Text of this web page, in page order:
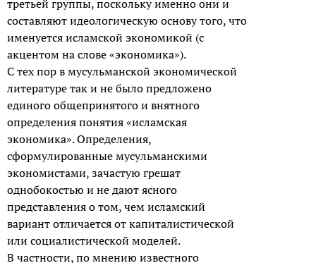
третьей группы, поскольку именно они и
составляют идеологическую основу того, что
именуется исламской экономикой (с
акцентом на слове «экономика»).
С тех пор в мусульманской экономической
литературе так и не было предложено
единого общепринятого и внятного
определения понятия «исламская
экономика». Определения,
сформулированные мусульманскими
экономистами, зачастую грешат
однобокостью и не дают ясного
представления о том, чем исламский
вариант отличается от капиталистической
или социалистической моделей.
В частности, по мнению известного